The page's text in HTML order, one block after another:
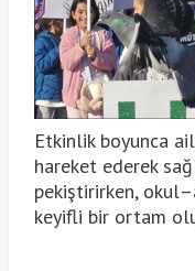
Etkinlik boyunca
hareket ederek
pekiştirirken,
keyifli bir ortam